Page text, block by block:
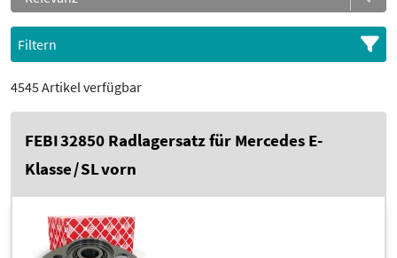
Filtern
4545 Artikel verfügbar
FEBI 32850 Radlagersatz für Mercedes E-
Klasse / SL vorn